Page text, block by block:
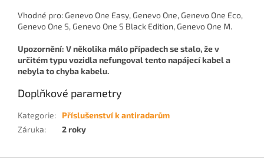
Vhodné pro: Genevo One Easy, Genevo One, Genevo One Eco,
Genevo One S, Genevo One S Black Edition, Genevo One M.
Upozornění: V několika málo případech se stalo, že v
určitém typu vozidla nefungoval tento napájecí kabel a
nebyla to chyba kabelu.
Doplňkové parametry
Kategorie:
Příslušenství k antiradarům
Záruka: 2 roky